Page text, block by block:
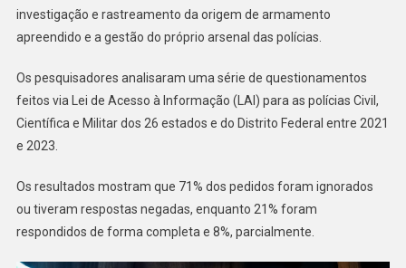
Sobre
Armas
investigação e rastreamento da origem de armamento
apreendido e a gestão do próprio arsenal das polícias.
Os pesquisadores analisaram uma série de questionamentos
feitos via Lei de Acesso à Informação (LAI) para as polícias Civil,
Científica e Militar dos 26 estados e do Distrito Federal entre 2021
e 2023.
Os resultados mostram que 71% dos pedidos foram ignorados
ou tiveram respostas negadas, enquanto 21% foram
respondidos de forma completa e 8%, parcialmente.